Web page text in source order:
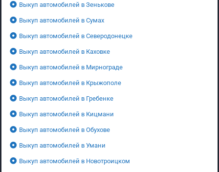
Выкуп автомобилей в Зенькове
Выкуп автомобилей в Сумах
Выкуп автомобилей в Северодонецке
Выкуп автомобилей в Каховке
Выкуп автомобилей в Мирнограде
Выкуп автомобилей в Крыжополе
Выкуп автомобилей в Гребенке
Выкуп автомобилей в Кицмани
Выкуп автомобилей в Обухове
Выкуп автомобилей в Умани
Выкуп автомобилей в Новотроицком